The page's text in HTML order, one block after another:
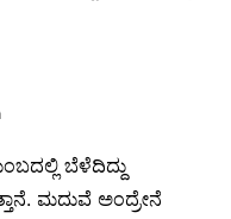
ಬೆಳೆದಿದ್ದು
ಮದುವೆ ಅಂದ್ರೇನೆ